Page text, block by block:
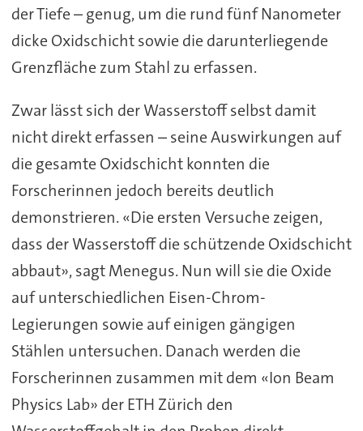
der Tiefe – genug, um die rund fünf Nanometer
dicke Oxidschicht sowie die darunterliegende
Grenzfläche zum Stahl zu erfassen.
Zwar lässt sich der Wasserstoff selbst damit
nicht direkt erfassen – seine Auswirkungen auf
die gesamte Oxidschicht konnten die
Forscherinnen jedoch bereits deutlich
demonstrieren. «Die ersten Versuche zeigen,
dass der Wasserstoff die schützende Oxidschicht
abbaut», sagt Menegus. Nun will sie die Oxide
auf unterschiedlichen Eisen-Chrom-
Legierungen sowie auf einigen gängigen
Stählen untersuchen. Danach werden die
Forscherinnen zusammen mit dem «Ion Beam
Physics Lab» der ETH Zürich den